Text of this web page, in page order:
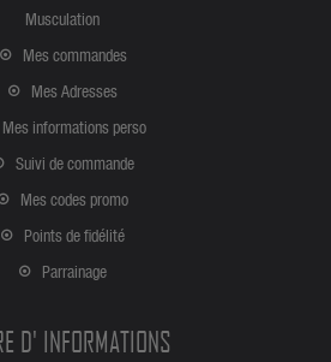
Musculation
Mes commandes
Mes Adresses
Mes informations perso
Suivi de commande
Mes codes promo
Points de fidélité
Parrainage
D' INFORMATIONS